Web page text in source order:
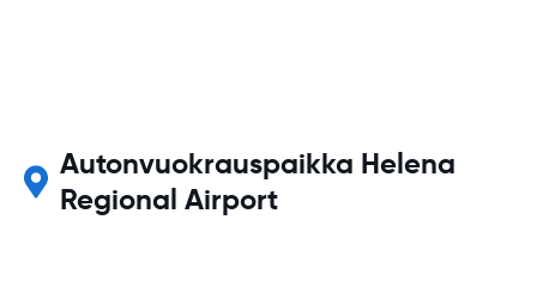
Autonvuokrauspaikka Helena
Regional Airport